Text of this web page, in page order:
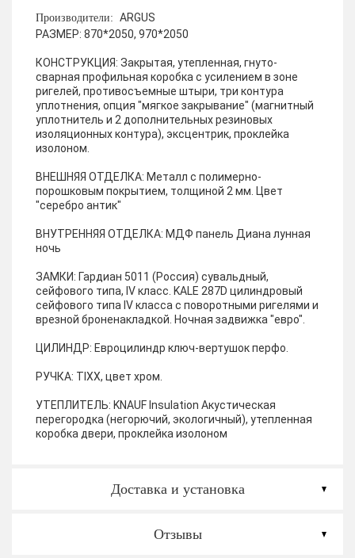
Производители: ARGUS
РАЗМЕР: 870*2050, 970*2050
КОНСТРУКЦИЯ: Закрытая, утепленная, гнуто-
сварная профильная коробка с усилением в зоне
ригелей, противосъемные штыри, три контура
уплотнения, опция "мягкое закрывание" (магнитный
уплотнитель и 2 дополнительных резиновых
изоляционных контура), эксцентрик, проклейка
изолоном.
ВНЕШНЯЯ ОТДЕЛКА: Металл с полимерно-
порошковым покрытием, толщиной 2 мм. Цвет
"серебро антик"
ВНУТРЕННЯЯ ОТДЕЛКА: МДФ панель Диана лунная
ночь
ЗАМКИ: Гардиан 5011 (Россия) сувальдный,
сейфового типа, IV класс. KALE 287D цилиндровый
сейфового типа IV класса с поворотными ригелями и
врезной броненакладкой. Ночная задвижка "евро".
ЦИЛИНДР: Евроцилиндр ключ-вертушок перфо.
РУЧКА: TIXX, цвет хром.
УТЕПЛИТЕЛЬ: KNAUF Insulation Акустическая
перегородка (негорючий, экологичный), утепленная
коробка двери, проклейка изолоном
Доставка и установка
Отзывы